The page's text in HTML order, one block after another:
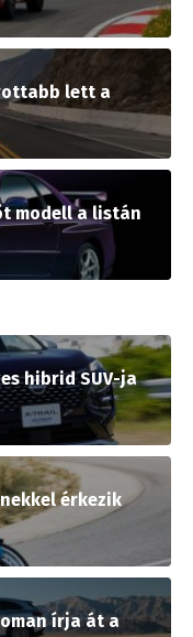
lett a
modell a listán
hibrid SUV-ja
érkezik
írja át a